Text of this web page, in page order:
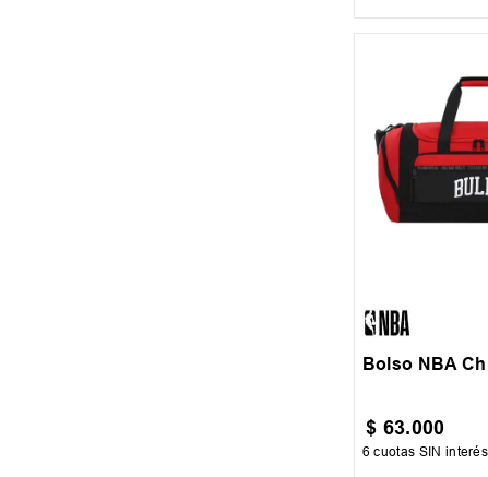
Bolso NBA
$ 63.000
6 cuotas SIN